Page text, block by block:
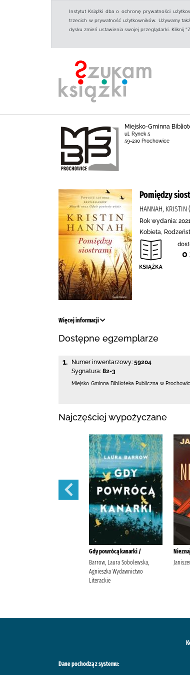
Instytut Książki dba o ochronę prywatności
trzecich w prywatność użytkowników. Używamy
dysku zmień ustawienia swojej przeglądarki. Kliknij
Miejsko-Gminna
ul. Rynek 5
59-230 Prochowice
Pomiędzy
HANNAH, KRISTIN
Rok wydania:
Kobieta,
0
Więcej informacji
Dostępne egzemplarze
1. Numer inwentarzowy: 59204
Sygnatura: 82-3
Miejsko-Gminna Biblioteka Publiczna w
Najczęściej wypożyczane
Gdy powrócą kanarki /
Barrow, Laura Sobolewska,
Agnieszka Wydawnictwo
Literackie
Dane pochodzą z systemu: